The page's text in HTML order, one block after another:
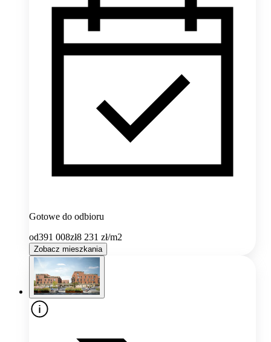
Gotowe do odbioru
od391 008zł8 231 zł/m2
Zobacz mieszkania